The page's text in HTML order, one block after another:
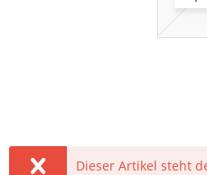
Dieser Artikel steht